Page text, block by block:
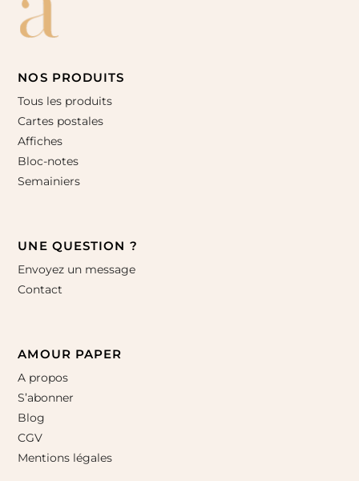
NOS PRODUITS
Tous les produits
Cartes postales
Affiches
Bloc-notes
Semainiers
UNE QUESTION ?
Envoyez un message
Contact
AMOUR PAPER
A propos
S’abonner
Blog
CGV
Mentions légales